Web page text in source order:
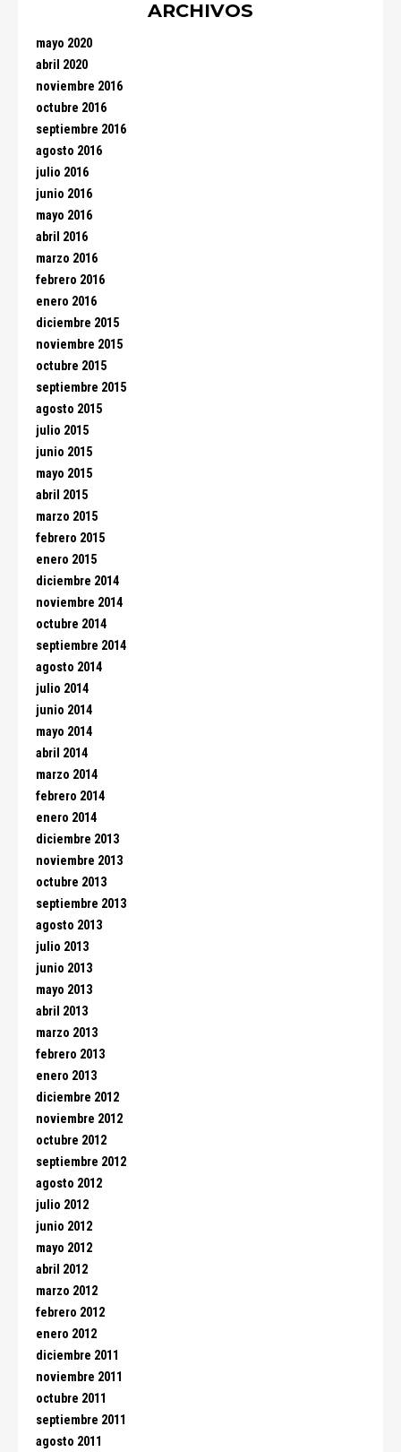
ARCHIVOS
mayo 2020
abril 2020
noviembre 2016
octubre 2016
septiembre 2016
agosto 2016
julio 2016
junio 2016
mayo 2016
abril 2016
marzo 2016
febrero 2016
enero 2016
diciembre 2015
noviembre 2015
octubre 2015
septiembre 2015
agosto 2015
julio 2015
junio 2015
mayo 2015
abril 2015
marzo 2015
febrero 2015
enero 2015
diciembre 2014
noviembre 2014
octubre 2014
septiembre 2014
agosto 2014
julio 2014
junio 2014
mayo 2014
abril 2014
marzo 2014
febrero 2014
enero 2014
diciembre 2013
noviembre 2013
octubre 2013
septiembre 2013
agosto 2013
julio 2013
junio 2013
mayo 2013
abril 2013
marzo 2013
febrero 2013
enero 2013
diciembre 2012
noviembre 2012
octubre 2012
septiembre 2012
agosto 2012
julio 2012
junio 2012
mayo 2012
abril 2012
marzo 2012
febrero 2012
enero 2012
diciembre 2011
noviembre 2011
octubre 2011
septiembre 2011
agosto 2011